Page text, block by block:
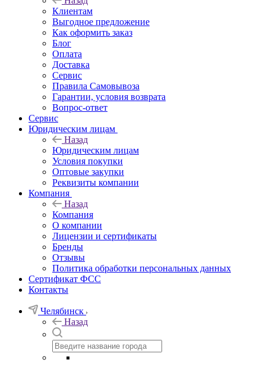
Клиентам
Выгодное предложение
Как оформить заказ
Блог
Оплата
Доставка
Сервис
Правила Самовывоза
Гарантии, условия возврата
Вопрос-ответ
Сервис
Юридическим лицам
Назад
Юридическим лицам
Условия покупки
Оптовые закупки
Реквизиты компании
Компания
Назад
Компания
О компании
Лицензии и сертификаты
Бренды
Отзывы
Политика обработки персональных данных
Сертификат ФСС
Контакты
Челябинск
Назад